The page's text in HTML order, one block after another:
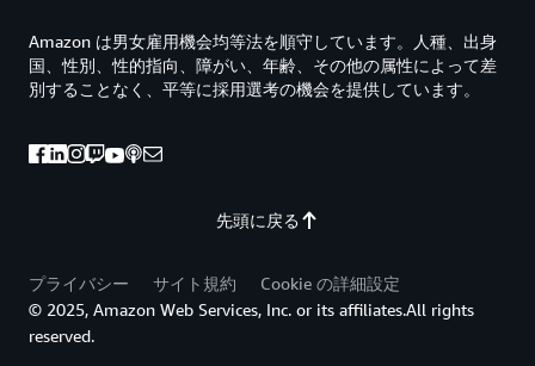
先頭に戻る
Amazon は男女雇用機会均等法を順守しています。人種、出身
国、性別、性的指向、障がい、年齢、その他の属性によって差
別することなく、平等に採用選考の機会を提供しています。
プライバシー サイト規約
Cookie の詳細設定
© 2025, Amazon Web Services, Inc. or its affiliates.All rights
reserved.